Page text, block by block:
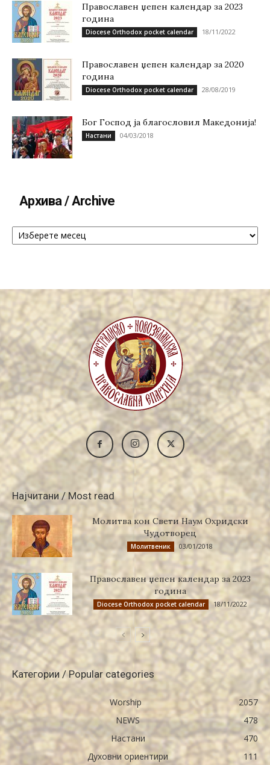
Православен џепен календар за 2023
година
Diocese Orthodox pocket calendar 18/11/2022
Православен џепен календар за 2020
година
Diocese Orthodox pocket calendar 28/08/2019
Бог Господ ја благословил Македонија!
Настани 04/03/2018
Архива / Archive
Архива
Најчитани / Most read
Молитва кон Свети Наум Охридски
Чудотворец
Молитвеник 03/01/2018
Православен џепен календар за 2023
година
Diocese Orthodox pocket calendar 18/11/2022
Категории / Popular categories
Worship
2057
NEWS
478
Настани
470
Духовни ориентири
111